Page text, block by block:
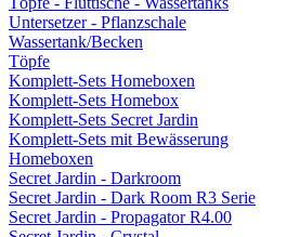
Untersetzer - Pflanzschale
Wassertank/Becken
Töpfe
Komplett-Sets Homeboxen
Komplett-Sets Homebox
Komplett-Sets Secret Jardin
Komplett-Sets mit Bewässerung
Homeboxen
Secret Jardin - Darkroom
Secret Jardin - Dark Room R3 Serie
Secret Jardin - Propagator R4.00